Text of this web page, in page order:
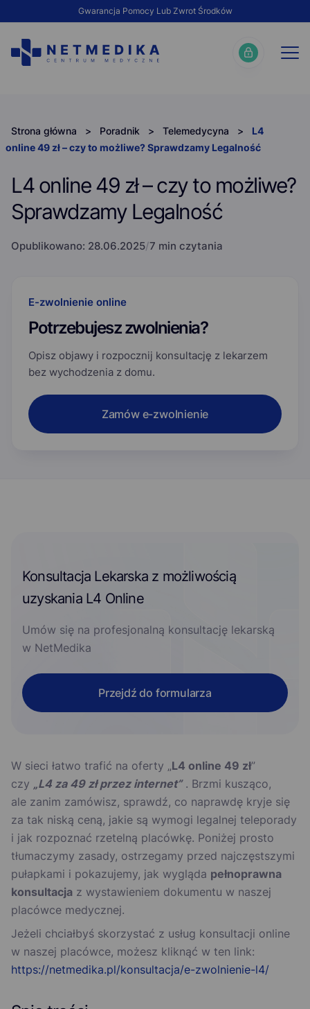
Gwarancja Pomocy Lub Zwrot Środków
Strona główna > Poradnik > Telemedycyna >
L4
online 49 zł – czy to możliwe? Sprawdzamy Legalność
L4 online 49 zł – czy to możliwe?
Sprawdzamy Legalność
Opublikowano: 28.06.2025/7 min czytania
E-zwolnienie online
Potrzebujesz zwolnienia?
Opisz objawy i rozpocznij konsultację z lekarzem
bez wychodzenia z domu.
Zamów e-zwolnienie
Konsultacja Lekarska z możliwością
uzyskania L4 Online
Umów się na profesjonalną konsultację lekarską
w NetMedika
Przejdź do formularza
W sieci łatwo trafić na oferty „L4 online 49 zł”
czy „L4 za 49 zł przez internet”. Brzmi kusząco,
ale zanim zamówisz, sprawdź, co naprawdę kryje się
za tak niską ceną, jakie są wymogi legalnej teleporady
i jak rozpoznać rzetelną placówkę. Poniżej prosto
tłumaczymy zasady, ostrzegamy przed najczęstszymi
pułapkami i pokazujemy, jak wygląda pełnoprawna
konsultacja z wystawieniem dokumentu w naszej
placówce medycznej.
Jeżeli chciałbyś skorzystać z usług konsultacji online
w naszej placówce, możesz kliknąć w ten link:
https://netmedika.pl/konsultacja/e-zwolnienie-l4/